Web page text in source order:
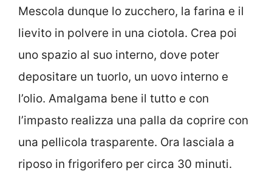
Mescola dunque lo zucchero, la farina e il
lievito in polvere in una ciotola. Crea poi
uno spazio al suo interno, dove poter
depositare un tuorlo, un uovo interno e
l’olio. Amalgama bene il tutto e con
l’impasto realizza una palla da coprire con
una pellicola trasparente. Ora lasciala a
riposo in frigorifero per circa 30 minuti.